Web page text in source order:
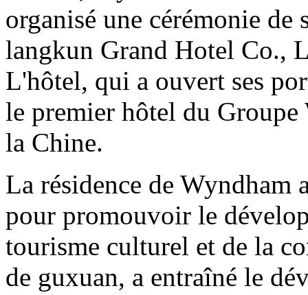
organisé une cérémonie de
langkun Grand Hotel Co.,
L'hôtel, qui a ouvert ses
le premier hôtel du Groupe
la Chine.
La résidence de
pour promouvoir le
tourisme culturel et de la
de guxuan, a entraîné le